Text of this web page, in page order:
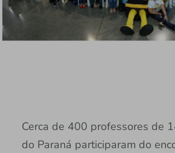
Cerca de 400 professores de
do Paraná participaram do